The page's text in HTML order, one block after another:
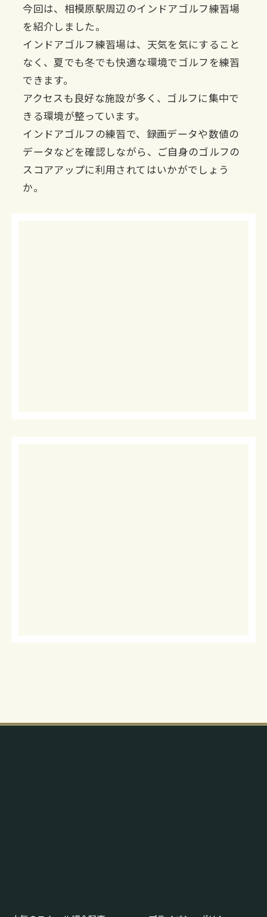
今回は、相模原駅周辺のインドアゴルフ練習場
を紹介しました。
インドアゴルフ練習場は、天気を気にすること
なく、夏でも冬でも快適な環境でゴルフを練習
できます。
アクセスも良好な施設が多く、ゴルフに集中で
きる環境が整っています。
インドアゴルフの練習で、録画データや数値の
データなどを確認しながら、ご自身のゴルフの
スコアアップに利用されてはいかがでしょう
か。